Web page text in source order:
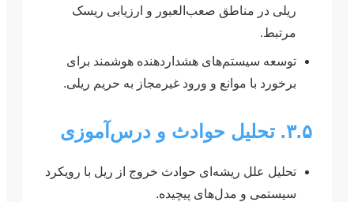
ریلی در مناطق صعب‌العبور و ارزیابی ریسک
مرتبط.
توسعه سیستم‌های هشداردهنده هوشمند برای
برخورد با موانع و ورود غیرمجاز به حریم ریلی.
۳.۵. تحلیل حوادث و درس‌آموزی
تحلیل علل ریشه‌ای حوادث خروج از ریل با رویکرد
سیستمی و مدل‌های پیچیده.